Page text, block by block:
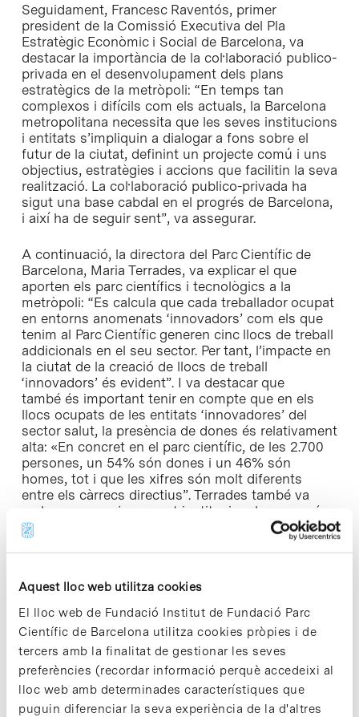
Aquest lloc web utilitza cookies
El lloc web de Fundació Institut de Fundació Parc
Científic de Barcelona utilitza cookies pròpies i de
tercers amb la finalitat de gestionar les seves
preferències (recordar informació perquè accedeixi al
lloc web amb determinades característiques que
puguin diferenciar la seva experiència de la d'altres
Seguidament, Francesc Raventós, primer
president de la Comissió Executiva del Pla
Estratègic Econòmic i Social de Barcelona, va
destacar la importància de la col·laboració publico-
privada en el desenvolupament dels plans
estratègics de la metròpoli: “En temps tan
complexos i difícils com els actuals, la Barcelona
metropolitana necessita que les seves institucions
i entitats s’impliquin a dialogar a fons sobre el
futur de la ciutat, definint un projecte comú i uns
objectius, estratègies i accions que facilitin la seva
realització. La col·laboració publico-privada ha
sigut una base cabdal en el progrés de Barcelona,
i així ha de seguir sent”, va assegurar.
A continuació, la directora del Parc Científic de
Barcelona, Maria Terrades, va explicar el que
aporten els parc científics i tecnològics a la
metròpoli: “Es calcula que cada treballador ocupat
en entorns anomenats ‘innovadors’ com els que
tenim al Parc Científic generen cinc llocs de treball
addicionals en el seu sector. Per tant, l’impacte en
la ciutat de la creació de llocs de treball
‘innovadors’ és evident”. I va destacar que
també és important tenir en compte que en els
llocs ocupats de les entitats ‘innovadores’ del
sector salut, la presència de dones és relativament
alta: «En concret en el parc científic, de les 2.700
persones, un 54% són dones i un 46% són
homes, tot i que les xifres són molt diferents
entre els càrrecs directius”. Terrades també va
reclamar un major suport institucional en un món
on cada cop més es parlarà de ciutats i menys de
regions: “És imprescindible que es recolzi la
àrea d’influència continuï sent una ciutat capaç de
competir a escala mundial en capacitat d’atracció i
de generació de riquesa”.
Dins la commemoració del 30è aniversari del
PEMB es va retre dos homenatges: a l’alcalde
Pasqual Maragall, com a inspirador del PEMB, i a
Francesc Santacana, qui va ser coordinador